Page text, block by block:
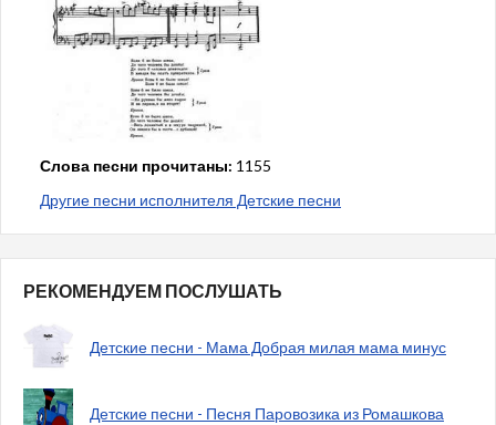
Слова песни прочитаны: 1155
Другие песни исполнителя Детские песни
РЕКОМЕНДУЕМ ПОСЛУШАТЬ
Детские песни - Мама Добрая милая мама минус
Детские песни - Песня Паровозика из Ромашкова